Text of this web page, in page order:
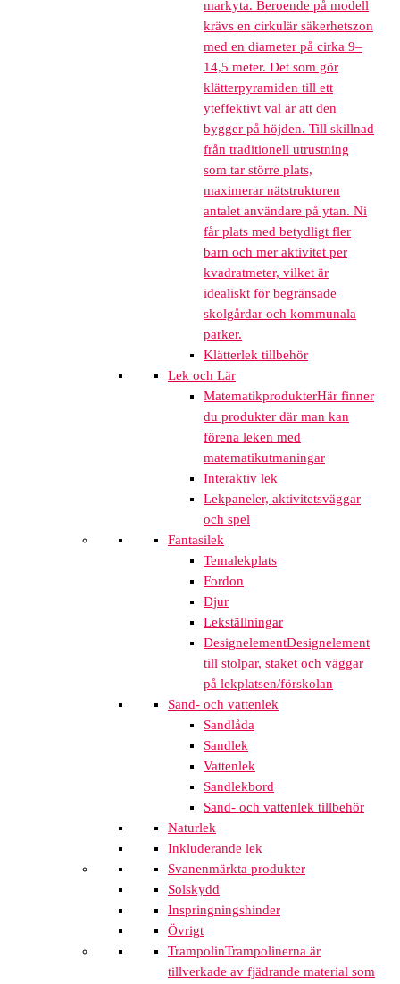
markyta. Beroende på modell
krävs en cirkulär säkerhetszon
med en diameter på cirka 9–
14,5 meter. Det som gör
klätterpyramiden till ett
yteffektivt val är att den
bygger på höjden. Till skillnad
från traditionell utrustning
som tar större plats,
maximerar nätstrukturen
antalet användare på ytan. Ni
får plats med betydligt fler
barn och mer aktivitet per
kvadratmeter, vilket är
idealiskt för begränsade
skolgårdar och kommunala
parker.
Klätterlek tillbehör
Lek och Lär
MatematikprodukterHär finner
du produkter där man kan
förena leken med
matematikutmaningar
Interaktiv lek
Lekpaneler, aktivitetsväggar
och spel
Fantasilek
Temalekplats
Fordon
Djur
Lekställningar
DesignelementDesignelement
till stolpar, staket och väggar
på lekplatsen/förskolan
Sand- och vattenlek
Sandlåda
Sandlek
Vattenlek
Sandlekbord
Sand- och vattenlek tillbehör
Naturlek
Inkluderande lek
Svanenmärkta produkter
Solskydd
Inspringningshinder
Övrigt
TrampolinTrampolinerna är
tillverkade av fjädrande material som